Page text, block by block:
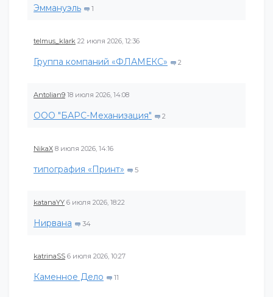
Эммануэль 1
telmus_klark 22 июля 2026, 12:36
Группа компаний «ФЛАМЕКС» 2
Antolian9 18 июля 2026, 14:08
ООО "БАРС-Механизация" 2
NikaX 8 июля 2026, 14:16
типография «Принт» 5
katanaYY 6 июля 2026, 18:22
Нирвана 34
katrinaSS 6 июля 2026, 10:27
Каменное Дело 11